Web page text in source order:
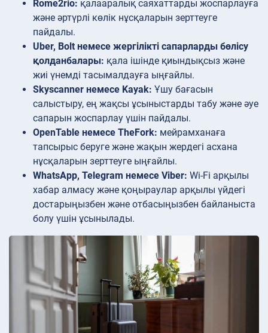
Rome2rio: қалааралық саяхаттарды жоспарлауға
және әртүрлі көлік нұсқаларын зерттеуге
пайдалы.
Uber, Bolt немесе жергілікті сапарларды бөлісу
қолданбалары: қала ішінде қиындықсыз және
жиі үнемді тасымалдауға ыңғайлы.
Skyscanner немесе Kayak: Ұшу бағасын
салыстыру, ең жақсы ұсыныстарды табу және әуе
сапарын жоспарлау үшін пайдалы.
OpenTable немесе TheFork: мейрамханаға
тапсырыс беруге және жақын жердегі асхана
нұсқаларын зерттеуге ыңғайлы.
WhatsApp, Telegram немесе Viber: Wi-Fi арқылы
хабар алмасу және қоңыраулар арқылы үйдегі
достарыңызбен және отбасыңызбен байланыста
болу үшін ұсынылады.